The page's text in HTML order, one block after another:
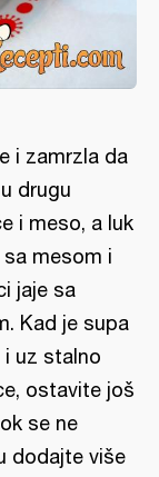
i zamrzla da
drugu
i meso, a luk
mesom i
jaje sa
Kad je supa
i uz stalno
ostavite još
se ne
dodajte više